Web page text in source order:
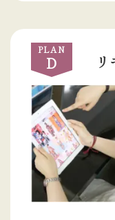
PLAN
D